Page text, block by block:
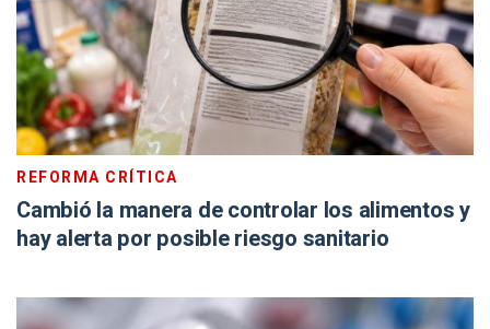
REFORMA CRÍTICA
Cambió la manera de controlar los alimentos y
hay alerta por posible riesgo sanitario